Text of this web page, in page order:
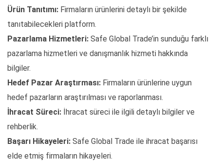
Ürün Tanıtımı: Firmaların ürünlerini detaylı bir şekilde
tanıtabilecekleri platform.
Pazarlama Hizmetleri: Safe Global Trade’in sunduğu farklı
pazarlama hizmetleri ve danışmanlık hizmeti hakkında
bilgiler.
Hedef Pazar Araştırması: Firmaların ürünlerine uygun
hedef pazarların araştırılması ve raporlanması.
İhracat Süreci: İhracat süreci ile ilgili detaylı bilgiler ve
rehberlik.
Başarı Hikayeleri: Safe Global Trade ile ihracat başarısı
elde etmiş firmaların hikayeleri.